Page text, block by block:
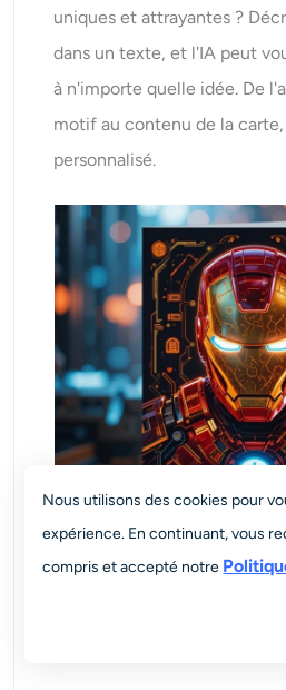
uniques et attrayantes ?
dans un texte, et l'IA peut
à n'importe quelle idée. De
motif au contenu de la
personnalisé.
#19. Carte de
Nous utilisons des cookies pour
expérience. En continuant, vous
compris et accepté notre